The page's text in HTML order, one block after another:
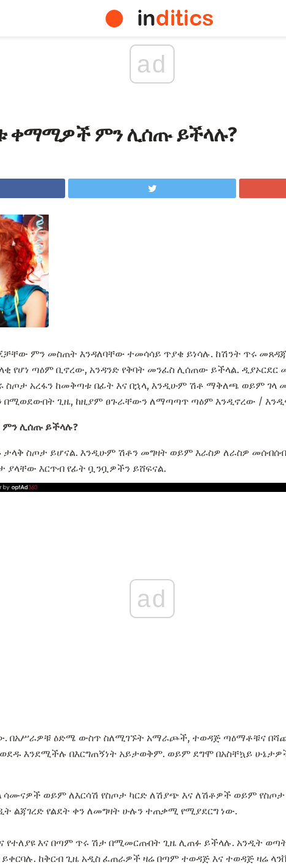
ad
ቀማሚዎች ምን ሊሰጡ ይችላሉ?
ምን መስጠት እንዳለባቸው ተመሳሳይ ጥያቄ ይነሳሉ. ከሽንት ጥሩ
የሆነ ጣዕም ቢኖረው, አንዳንድ የቅባት መንፈስ ሊሰጠው ይችላል.
ስጦታ አረፋን ከመቅጣቱ በፊት እና በኋላ, እንዲሁም ሽቶ ማቅለጫ ወይም ገላ
በሚወደውበት ጊዜ, ከዚያም ፀጉራቸውን ለማጣጣጥ ጣዕም እንዲኖረው /
ሊሰጡ ይችላሉ?
ታላቅ ስጦታ ይሆናል. እንዲሁም ሽቶን መግዛት ወይም እራስዎ ለራስዎ
ያላቸው እርጥብ የፊት ቧንቧዎችን ይሸፍናል.
ad
በአሥራዎቹ ዕድሜ ውስጥ ስለሚገኙት አማራጮች, ተወዳጅ ጣዕማቶቹና በሻጩ
እንደሚችሉ በእርግጠኝነት አይታወቅም. ወይም ደግሞ በአስቸኳይ
ሳሙናዎች ወይም ለእርሳሽ የስጦታ ካርድ ለሽያጭ እና ለሽቶዎች ወይም
ልጃገረድ የልደት ቀን ለመግዛት ሁሉን ተጠቃሚ የሚያደርግ ነው.
የተለያዩ እና በጣም ጥሩ ሽታ በሚመርጡበት ጊዜ ሊጠፉ ይችላሉ. አንዲት
ከቅርብ ጊዜ አዲስ ፈጠራዎች ዛሬ በጣም ተወዳጅ እና ተወዳጅ ዛሬ